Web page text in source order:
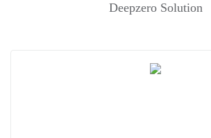
Deepzero Solution